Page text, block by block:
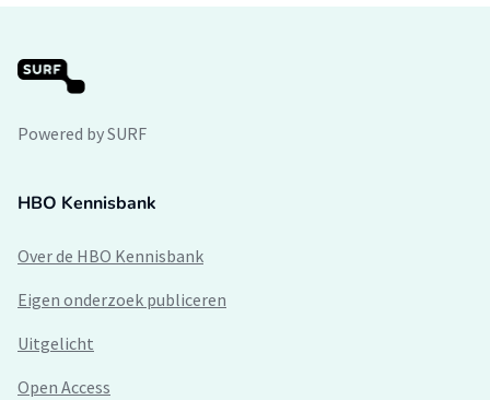
Powered by SURF
HBO Kennisbank
Over de HBO Kennisbank
Eigen onderzoek publiceren
Uitgelicht
Open Access